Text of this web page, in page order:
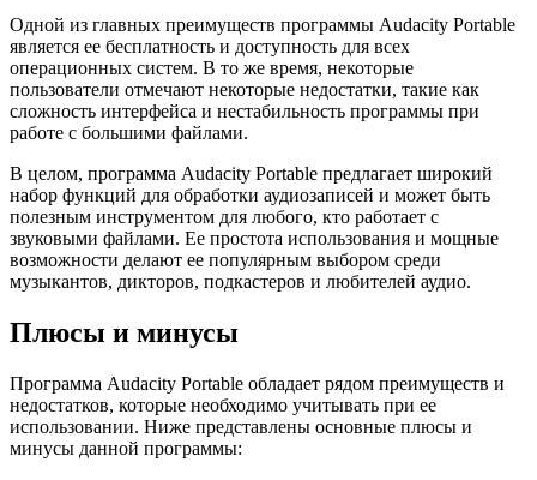
Одной из главных преимуществ программы Audacity Portable
является ее бесплатность и доступность для всех
операционных систем. В то же время, некоторые
пользователи отмечают некоторые недостатки, такие как
сложность интерфейса и нестабильность программы при
работе с большими файлами.
В целом, программа Audacity Portable предлагает широкий
набор функций для обработки аудиозаписей и может быть
полезным инструментом для любого, кто работает с
звуковыми файлами. Ее простота использования и мощные
возможности делают ее популярным выбором среди
музыкантов, дикторов, подкастеров и любителей аудио.
Плюсы и минусы
Программа Audacity Portable обладает рядом преимуществ и
недостатков, которые необходимо учитывать при ее
использовании. Ниже представлены основные плюсы и
минусы данной программы: